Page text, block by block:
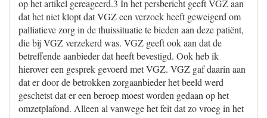
op het artikel gereageerd.3 In het persbericht geeft VGZ aan
dat het niet klopt dat VGZ een verzoek heeft geweigerd om
palliatieve zorg in de thuissituatie te bieden aan deze patiënt,
die bij VGZ verzekerd was. VGZ geeft ook aan dat de
betreffende aanbieder dat heeft bevestigd. Ook heb ik
hierover een gesprek gevoerd met VGZ. VGZ gaf daarin aan
dat er door de betrokken zorgaanbieder het beeld werd
geschetst dat er een beroep moest worden gedaan op het
omzetplafond. Alleen al vanwege het feit dat zo vroeg in het